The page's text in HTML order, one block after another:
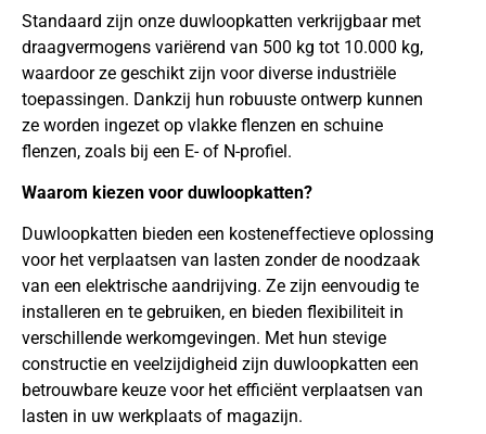
Standaard zijn onze duwloopkatten verkrijgbaar met
draagvermogens variërend van 500 kg tot 10.000 kg,
waardoor ze geschikt zijn voor diverse industriële
toepassingen. Dankzij hun robuuste ontwerp kunnen
ze worden ingezet op vlakke flenzen en schuine
flenzen, zoals bij een E- of N-profiel.
Waarom kiezen voor duwloopkatten?
Duwloopkatten bieden een kosteneffectieve oplossing
voor het verplaatsen van lasten zonder de noodzaak
van een elektrische aandrijving. Ze zijn eenvoudig te
installeren en te gebruiken, en bieden flexibiliteit in
verschillende werkomgevingen. Met hun stevige
constructie en veelzijdigheid zijn duwloopkatten een
betrouwbare keuze voor het efficiënt verplaatsen van
lasten in uw werkplaats of magazijn.